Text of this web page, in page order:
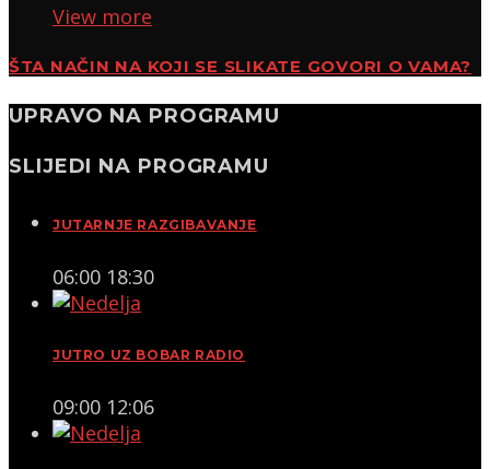
View more
ŠTA NAČIN NA KOJI SE SLIKATE GOVORI O VAMA?
UPRAVO NA PROGRAMU
SLIJEDI NA PROGRAMU
JUTARNJE RAZGIBAVANJE
06:00 18:30
JUTRO UZ BOBAR RADIO
09:00 12:06